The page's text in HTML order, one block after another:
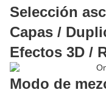
Selección
Capas /
Efectos 3D /
Modo de